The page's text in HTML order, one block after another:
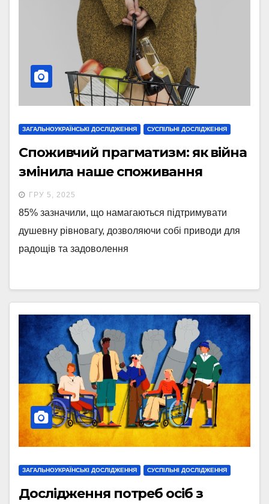
ЗАГАЛЬНОУКРАЇНСЬКІ ДОСЛІДЖЕННЯ СУСПІЛЬНІ ДОСЛІДЖЕННЯ
Споживчий прагматизм: як війна
змінила наше споживання
ГРУ 5, 2025
85% зазначили, що намагаються підтримувати
душевну рівновагу, дозволяючи собі приводи для
радощів та задоволення
ЗАГАЛЬНОУКРАЇНСЬКІ ДОСЛІДЖЕННЯ СУСПІЛЬНІ ДОСЛІДЖЕННЯ
Дослідження потреб осіб з